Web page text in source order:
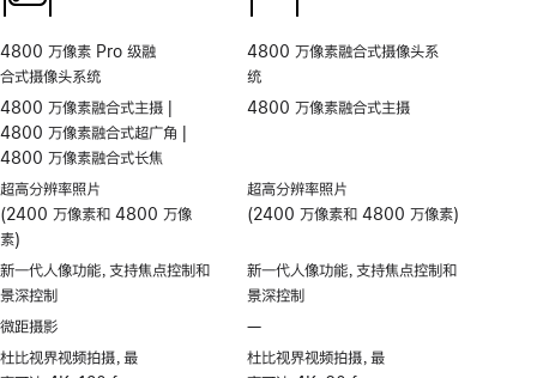
4800 万像素 Pro 级融
合式摄像头系统
4800 万像素融合式主摄 |
4800 万像素融合式超广角 |
4800 万像素融合式长焦
超高分辨率照片
(2400 万像素和 4800 万像
素)
新一代人像功能，支持焦点控制和
景深控制
微距摄影
杜比视界视频拍摄，最
4800 万像素融合式摄像头系
统
4800 万像素融合式主摄
超高分辨率照片
(2400 万像素和 4800 万像素)
新一代人像功能，支持焦点控制和
景深控制
—
支
杜比视界视频拍摄，最